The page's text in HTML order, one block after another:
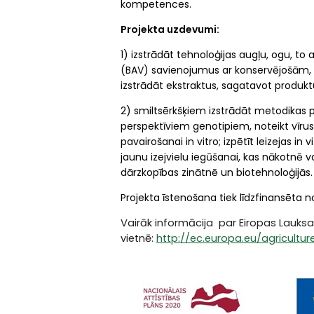
kompetences.
Projekta uzdevumi:
1) izstrādāt tehnoloģijas augļu, ogu, to
(BAV) savienojumus ar
izstrādāt ekstraktus, sagatavot
2) smiltsērkšķiem izstrādāt metodikas
perspektīviem genotipiem, noteikt
pavairošanai in vitro; izpētīt leizejas in
jaunu izejvielu iegūšanai, kas nākotnē
dārzkopības zinātnē un
Projekta īstenošana tiek līdzfinansēta
Vairāk informācija par Eiropas
vietnē: http://ec.europa.eu/